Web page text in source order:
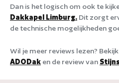
Dan is het logisch om ook te
Dakkapel Limburg. Dit zorgt
de technische mogelijkheden
Wil je meer reviews lezen?
ADODak en de review van